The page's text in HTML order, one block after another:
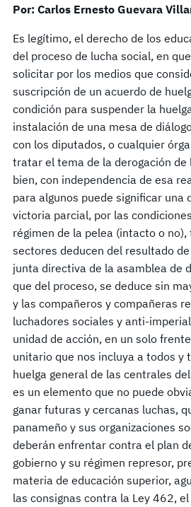
Por: Carlos Ernesto Guevara
Es legítimo, el derecho de los
del proceso de lucha social, en
solicitar por los medios que
suscripción de un acuerdo de
condición para suspender la
instalación de una mesa de
con los diputados, o cualquier
tratar el tema de la derogación de
bien, con independencia de esa
para algunos puede significar una
victoria parcial, por las
régimen de la pelea (intacto o
sectores deducen del resultado
junta directiva de la asamblea de
que del proceso, se deduce sin
y las compañeros y compañeras
luchadores sociales y anti-
unidad de acción, en un solo
unitario que nos incluya a todos y
huelga general de las centrales
es un elemento que no puede
ganar futuras y cercanas luchas,
panameño y sus organizaciones
deberán enfrentar contra el plan
gobierno y su régimen represor,
materia de educación superior,
las consignas contra la Ley 462,